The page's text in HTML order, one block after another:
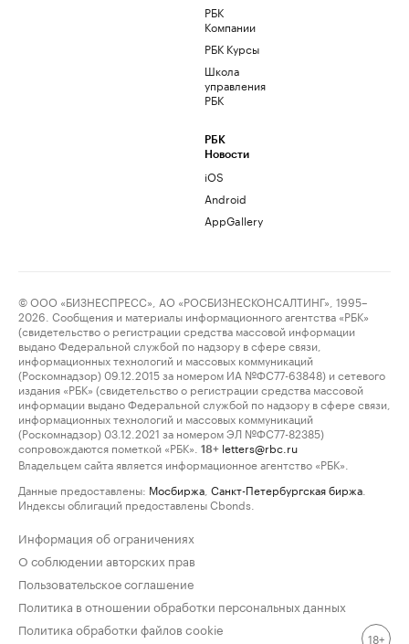
РБК
Компании
РБК Курсы
Школа
управления
РБК
РБК
Новости
iOS
Android
AppGallery
© ООО «БИЗНЕСПРЕСС», АО «РОСБИЗНЕСКОНСАЛТИНГ», 1995–
2026. Сообщения и материалы информационного агентства «РБК»
(свидетельство о регистрации средства массовой информации
выдано Федеральной службой по надзору в сфере связи,
информационных технологий и массовых коммуникаций
(Роскомнадзор) 09.12.2015 за номером ИА №ФС77-63848) и сетевого
издания «РБК» (свидетельство о регистрации средства массовой
информации выдано Федеральной службой по надзору в сфере связи,
информационных технологий и массовых коммуникаций
(Роскомнадзор) 03.12.2021 за номером ЭЛ №ФС77-82385)
сопровождаются пометкой «РБК».
18+ letters@rbc.ru
Владельцем сайта является информационное агентство «РБК».
Данные предоставлены: Мосбиржа Санкт-Петербургская биржа
Индексы облигаций предоставлены Cbonds.
Информация об ограничениях
О соблюдении авторских прав
Пользовательское соглашение
Политика в отношении обработки персональных данных
Политика обработки файлов cookie
18+